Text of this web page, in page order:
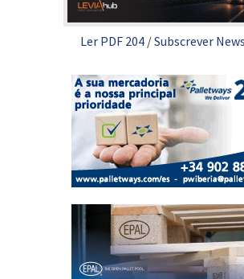
Ler PDF 204 /Subscrever